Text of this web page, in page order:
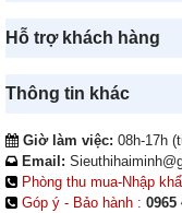
Hỗ trợ khách hàng
Thông tin khác
Giờ làm việc: 08h-17h
Email:
Phòng thu mua-Nhập
Góp ý - Bảo hành : 0965